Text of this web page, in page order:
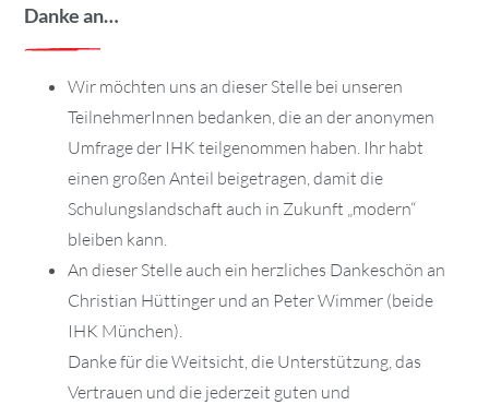
Danke an…
Wir möchten uns an dieser Stelle bei unseren
TeilnehmerInnen bedanken, die an der anonymen
Umfrage der IHK teilgenommen haben. Ihr habt
einen großen Anteil beigetragen, damit die
Schulungslandschaft auch in Zukunft „modern“
bleiben kann.
An dieser Stelle auch ein herzliches Dankeschön an
Christian Hüttinger und an Peter Wimmer (beide
IHK München).
Danke für die Weitsicht, die Unterstützung, das
Vertrauen und die jederzeit guten und